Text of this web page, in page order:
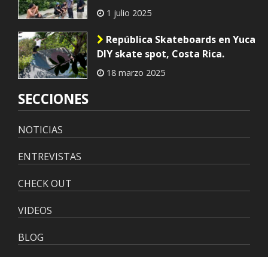
1 julio 2025
República Skateboards en Yuca
DIY skate spot, Costa Rica.
18 marzo 2025
SECCIONES
NOTICIAS
ENTREVISTAS
CHECK OUT
VIDEOS
BLOG